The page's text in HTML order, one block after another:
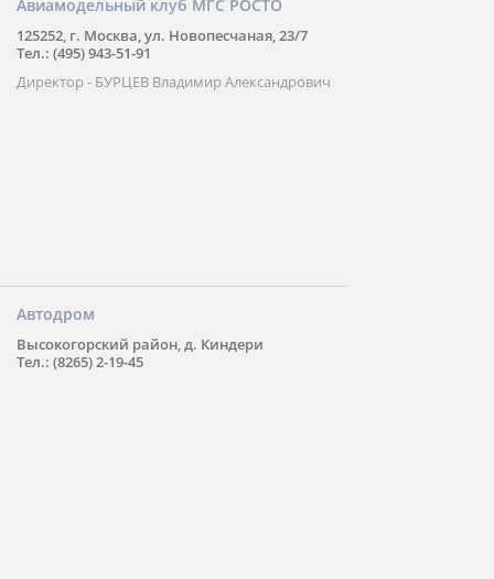
Авиамодельный клуб МГС РОСТО
125252, г. Москва, ул. Новопесчаная, 23/7
Тел.: (495) 943-51-91
Директор - БУРЦЕВ Владимир Александрович
Автодром
Высокогорский район, д. Киндери
Тел.: (8265) 2-19-45